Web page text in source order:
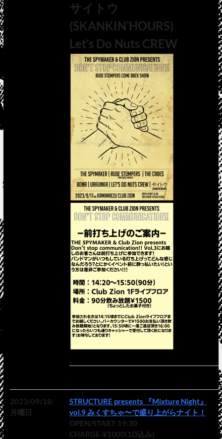
サイトウ
(SKANKIN’HOURS)
Let’s Do Nuts CREW
2023/09/18/
月曜日
STRUCTURE presents 『Mixture Night』
vol.9 みくすちゃ〜で盛り上がらナイト！
OPEN/START-19:30
CHARGE-¥1000(1D込み)